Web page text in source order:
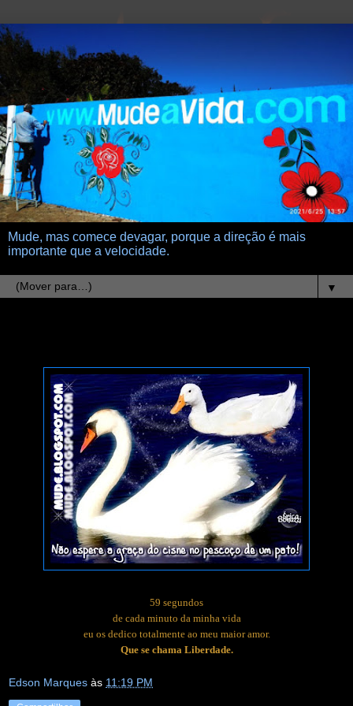
Mude, mas comece devagar, porque a direção é mais
importante que a velocidade.
▼
59 segundos
de cada minuto da minha vida
eu os dedico totalmente ao meu maior amor.
Que se chama Liberdade.
Edson Marques às 11:19 PM